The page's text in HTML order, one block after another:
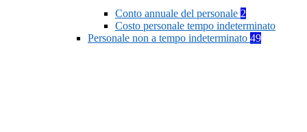
Conto annuale del personale 2
Costo personale tempo indeterminato
Personale non a tempo indeterminato 49